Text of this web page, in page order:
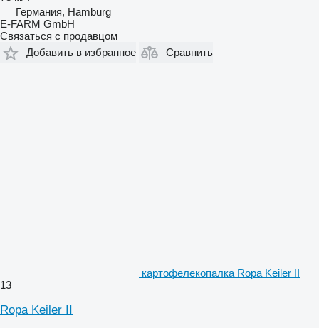
Германия, Hamburg
E-FARM GmbH
Связаться с продавцом
Добавить в избранное
Сравнить
картофелекопалка Ropa Keiler II
13
Ropa Keiler II